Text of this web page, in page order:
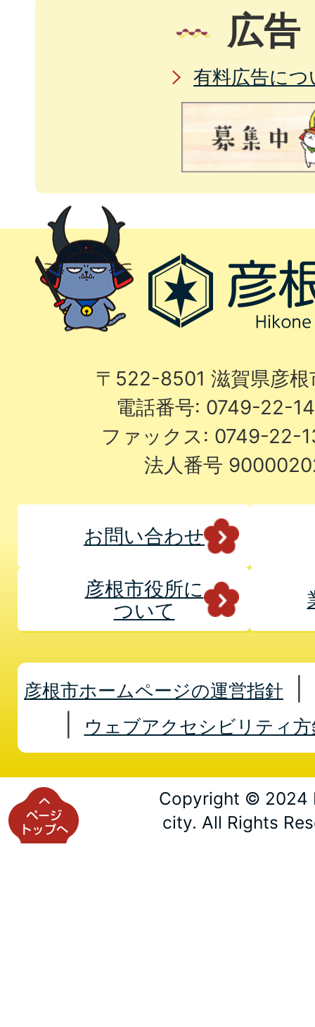
広告
有料広告につ
〒522-8501 滋賀県彦
電話番号: 0749-22-
ファックス: 0749-22-
法人番号
お問い合わせ
彦根市役所に
ついて
彦根市ホームページの運営指針
ウェブアクセシビリティ方
Copyright © 2024
city. All Rights